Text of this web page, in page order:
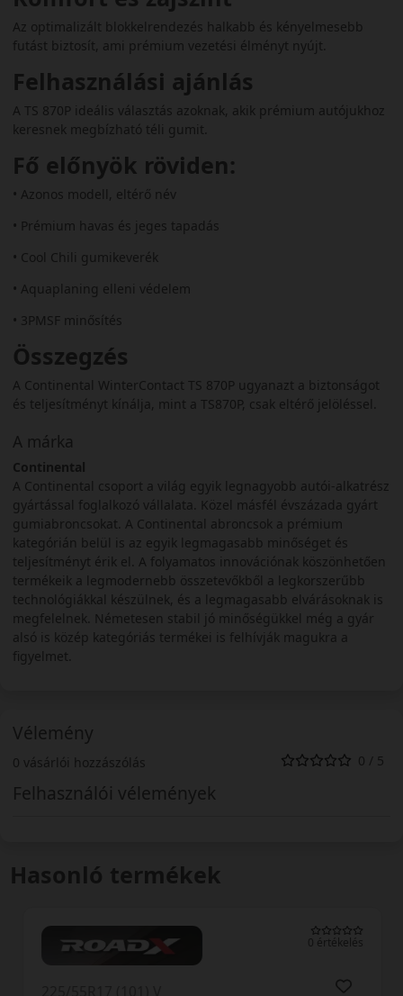
Az optimalizált blokkelrendezés halkabb és kényelmesebb
futást biztosít, ami prémium vezetési élményt nyújt.
Felhasználási ajánlás
A TS 870P ideális választás azoknak, akik prémium autójukhoz
keresnek megbízható téli gumit.
Fő előnyök röviden:
• Azonos modell, eltérő név
• Prémium havas és jeges tapadás
• Cool Chili gumikeverék
• Aquaplaning elleni védelem
• 3PMSF minősítés
Összegzés
A Continental WinterContact TS 870P ugyanazt a biztonságot
és teljesítményt kínálja, mint a TS870P, csak eltérő jelöléssel.
A márka
Continental
A Continental csoport a világ egyik legnagyobb autói-alkatrész
gyártással foglalkozó vállalata. Közel másfél évszázada gyárt
gumiabroncsokat. A Continental abroncsok a prémium
kategórián belül is az egyik legmagasabb minőséget és
teljesítményt érik el. A folyamatos innovációnak köszönhetően
termékeik a legmodernebb összetevőkből a legkorszerűbb
technológiákkal készülnek, és a legmagasabb elvárásoknak is
megfelelnek. Németesen stabil jó minőségükkel még a gyár
alsó is közép kategóriás termékei is felhívják magukra a
figyelmet.
Vélemény
0 vásárlói hozzászólás 0 / 5
Felhasználói vélemények
Hasonló termékek
0 értékelés